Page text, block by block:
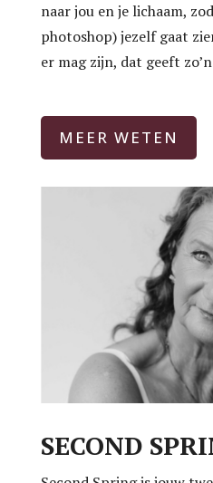
naar jou en je lichaam,
photoshop) jezelf gaat
er mag zijn, dat geeft
MEER WETEN
SECOND